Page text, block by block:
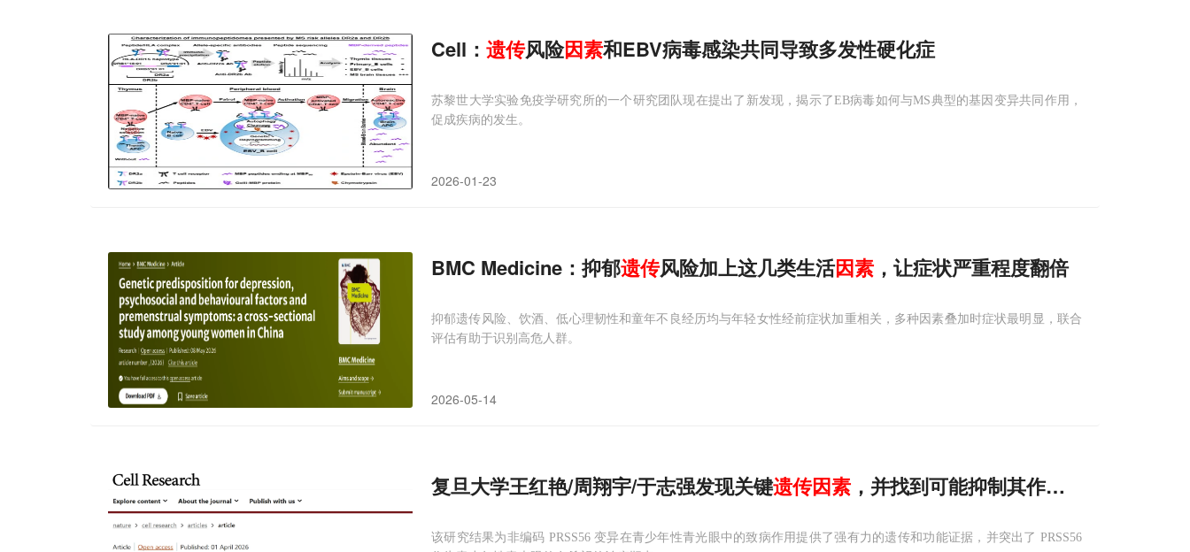
Cell： 遗传风险因素和EBV病毒感染共同导致多发性硬化症
苏黎世大学实验免疫学研究所的一个研究团队现在提出了新发现，揭示了EB病毒如何与MS典型的基因变异共同作用，
促成疾病的发生。
2026-01-23
BMC Medicine：抑郁遗传风险加上这几类生活因素 ，让症状严重程度翻倍
抑郁遗传风险、饮酒、低心理韧性和童年不良经历均与年轻女性经前症状加重相关，多种因素叠加时症状最明显，联合
评估有助于识别高危人群。
2026-05-14
复旦大学王红艳/周翔宇/于志强发现关键遗传因素 ，并找到可能抑制其作用的“光”
该研究结果为非编码 PRSS56 变异在青少年性青光眼中的致病作用提供了强有力的遗传和功能证据，并突出了 PRSS56